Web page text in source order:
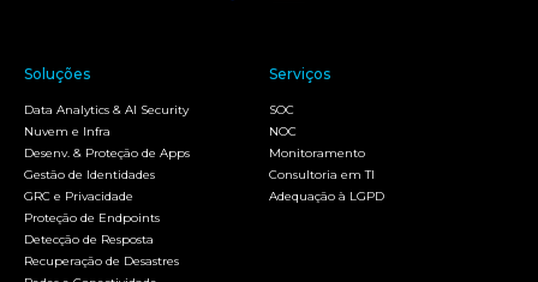
Soluções
Data Analytics & AI Security
Nuvem e Infra
Desenv. & Proteção de Apps
Gestão de Identidades
GRC e Privacidade
Proteção de Endpoints
Detecção de Resposta
Recuperação de Desastres
Serviços
SOC
NOC
Monitoramento
Consultoria em TI
Adequação à LGPD